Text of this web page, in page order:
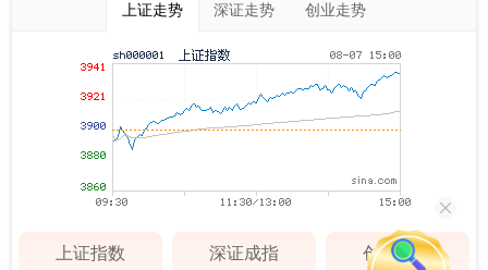
上证走势 深证走势 创业走势
上证指数 深证成指 创业板指